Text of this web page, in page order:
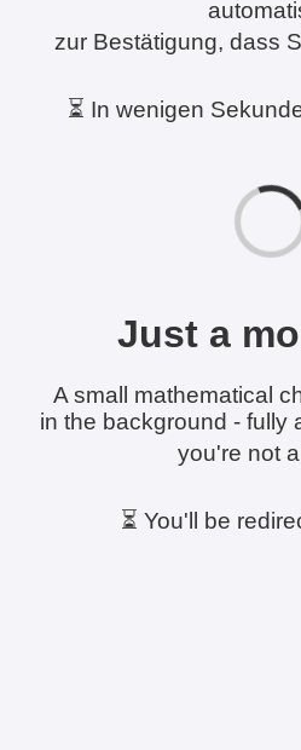
zur Bestätigung, dass
⏳ In wenigen
Just a
A small mathematical
in the background - fully
you're not a
⏳ You'll be